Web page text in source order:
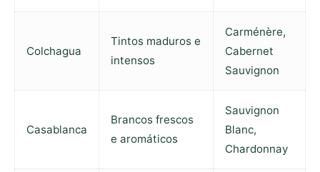
Colchagua
Tintos maduros e
intensos
Carménère,
Cabernet
Sauvignon
Casablanca
Brancos frescos
e aromáticos
Sauvignon
Blanc,
Chardonnay